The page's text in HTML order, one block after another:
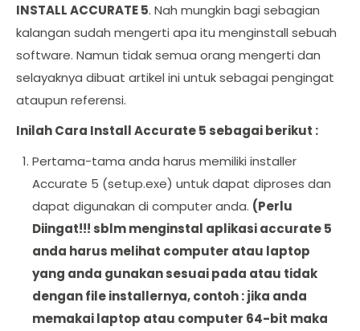
INSTALL ACCURATE 5. Nah mungkin bagi sebagian
kalangan sudah mengerti apa itu menginstall sebuah
software. Namun tidak semua orang mengerti dan
selayaknya dibuat artikel ini untuk sebagai pengingat
ataupun referensi.
Inilah Cara Install Accurate 5 sebagai berikut :
Pertama-tama anda harus memiliki installer
Accurate 5 (setup.exe) untuk dapat diproses dan
dapat digunakan di computer anda. (Perlu
Diingat!!! sblm menginstal aplikasi accurate 5
anda harus melihat computer atau laptop
yang anda gunakan sesuai pada atau tidak
dengan file installernya, contoh : jika anda
memakai laptop atau computer 64-bit maka